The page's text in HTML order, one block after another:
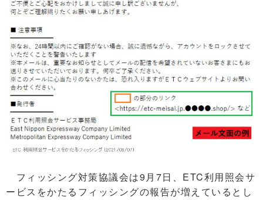
フィッシング対策協議会は9月7日、ETC利用照会サ
ービスをかたるフィッシングの報告が増えているとし